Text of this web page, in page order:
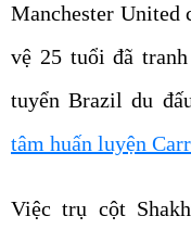
Manchester United
vệ 25 tuổi đã
tuyển Brazil du
tâm huấn luyện
Việc trụ cột